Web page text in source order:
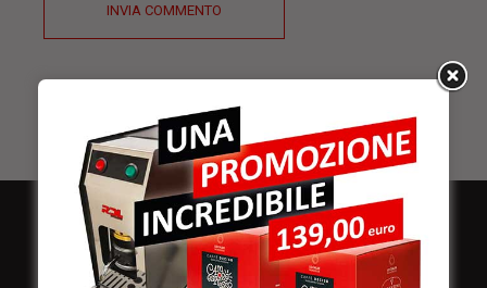
INVIA COMMENTO